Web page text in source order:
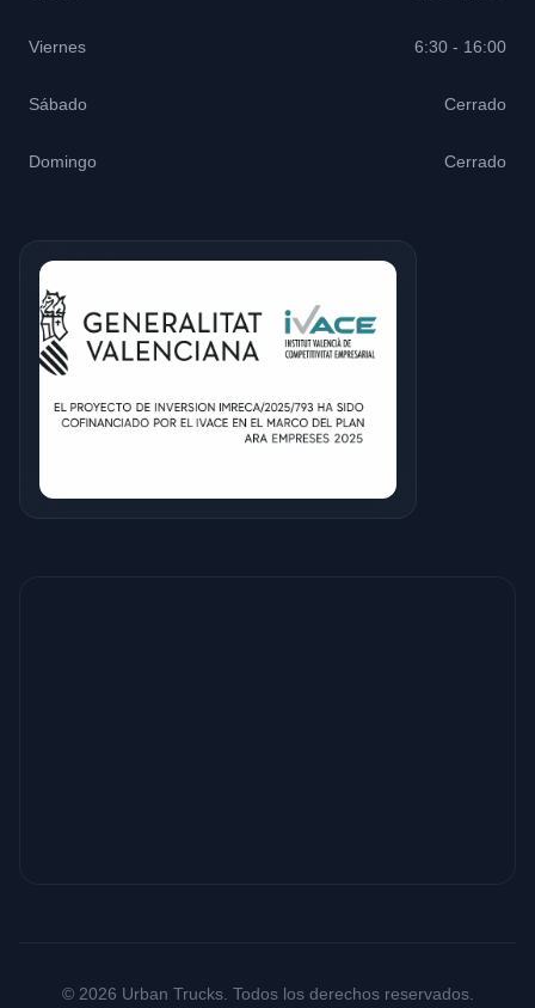
Viernes 6:30 - 16:00
Sábado Cerrado
Domingo Cerrado
© 2026 Urban Trucks. Todos los derechos reservados.